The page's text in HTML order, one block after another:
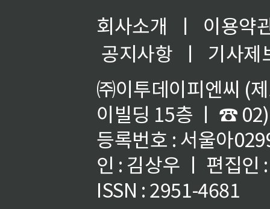
회사소개 ㅣ
이용약
공지사항
ㅣ
기사제
㈜이투데이피엔씨 (
이빌딩 15층 ㅣ ☎
등록번호 : 서울아
인 : 김상우 ㅣ 편집인
ISSN : 2951-4681